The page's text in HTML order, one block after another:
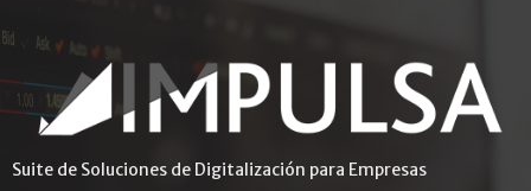
Suite de Soluciones de Digitalización para Empresas